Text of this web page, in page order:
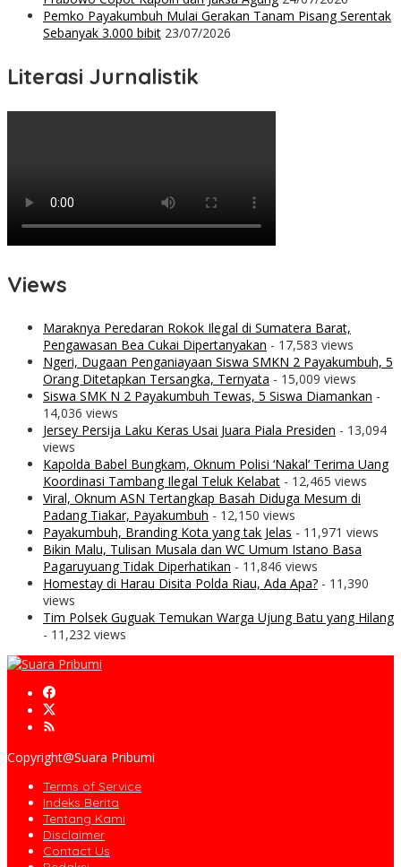
Pemko Payakumbuh Mulai Gerakan Tanam Pisang Serentak
Sebanyak 3.000 bibit 23/07/2026
Literasi Jurnalistik
Views
Maraknya Peredaran Rokok Ilegal di Sumatera Barat,
Pengawasan Bea Cukai Dipertanyakan - 17,583 views
Ngeri, Dugaan Penganiayaan Siswa SMKN 2 Payakumbuh, 5
Orang Ditetapkan Tersangka, Ternyata - 15,009 views
Siswa SMK N 2 Payakumbuh Tewas, 5 Siswa Diamankan -
14,036 views
Jersey Persija Laku Keras Usai Juara Piala Presiden - 13,094
views
Kapolda Babel Bungkam, Oknum Polisi ‘Nakal’ Terima Uang
Koordinasi Tambang Ilegal Teluk Kelabat - 12,465 views
Viral, Oknum ASN Tertangkap Basah Diduga Mesum di
Padang Tiakar, Payakumbuh - 12,150 views
Payakumbuh, Branding Kota yang tak Jelas - 11,971 views
Bikin Malu, Tulisan Musala dan WC Umum Istano Basa
Pagaruyuang Tidak Diperhatikan - 11,846 views
Homestay di Harau Disita Polda Riau, Ada Apa? - 11,390
views
Tim Polsek Guguak Temukan Warga Ujung Batu yang Hilang
- 11,232 views
Copyright@Suara Pribumi
Terms of Service
Indeks Berita
Tentang Kami
Disclaimer
Contact Us